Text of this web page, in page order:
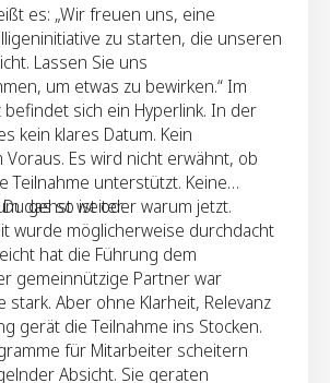
es: „Wir freuen uns, eine
zu starten, die unseren
Lassen Sie uns
um etwas zu bewirken.“ Im
befindet sich ein Hyperlink. In der
kein klares Datum. Kein
Voraus. Es wird nicht erwähnt, ob
Teilnahme unterstützt. Keine
das so ist oder warum jetzt.
gehst weiter.
wurde möglicherweise durchdacht
hat die Führung dem
gemeinnützige Partner war
stark. Aber ohne Klarheit, Relevanz
gerät die Teilnahme ins Stocken.
für Mitarbeiter scheitern
Absicht. Sie geraten